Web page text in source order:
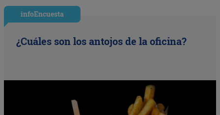
infoEncuesta
¿Cuáles son los antojos de la oficina?